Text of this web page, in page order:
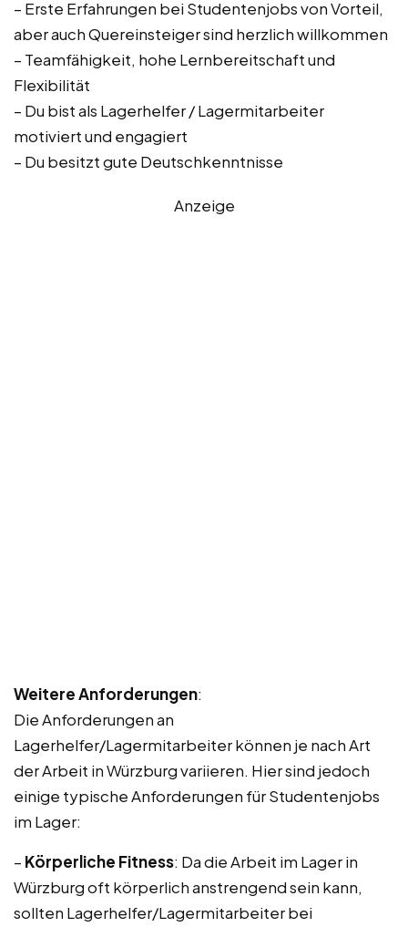
– Erste Erfahrungen bei Studentenjobs von Vorteil,
aber auch Quereinsteiger sind herzlich willkommen
– Teamfähigkeit, hohe Lernbereitschaft und
Flexibilität
– Du bist als Lagerhelfer / Lagermitarbeiter
motiviert und engagiert
– Du besitzt gute Deutschkenntnisse
Anzeige
Weitere Anforderungen:
Die Anforderungen an
Lagerhelfer/Lagermitarbeiter können je nach Art
der Arbeit in Würzburg variieren. Hier sind jedoch
einige typische Anforderungen für Studentenjobs
im Lager:
– Körperliche Fitness: Da die Arbeit im Lager in
Würzburg oft körperlich anstrengend sein kann,
sollten Lagerhelfer/Lagermitarbeiter bei